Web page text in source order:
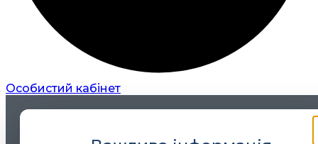
Особистий кабінет